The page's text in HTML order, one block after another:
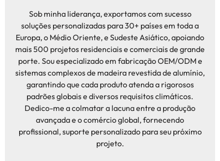
Sob minha liderança, exportamos com sucesso
soluções personalizadas para 30+ países em toda a
Europa, o Médio Oriente, e Sudeste Asiático, apoiando
mais 500 projetos residenciais e comerciais de grande
porte. Sou especializado em fabricação OEM/ODM e
sistemas complexos de madeira revestida de alumínio,
garantindo que cada produto atenda a rigorosos
padrões globais e diversos requisitos climáticos.
Dedico-me a colmatar a lacuna entre a produção
avançada e o comércio global, fornecendo
profissional, suporte personalizado para seu próximo
projeto.